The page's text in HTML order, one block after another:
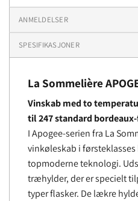
ANMELDELSER
SPESIFIKASJONER
La Sommelière
Vinskab med to
til 247 standard
I Apogee-serien fra La
vinkøleskab i
topmoderne teknologi.
træhylder, der er specielt
typer flasker. De lækre